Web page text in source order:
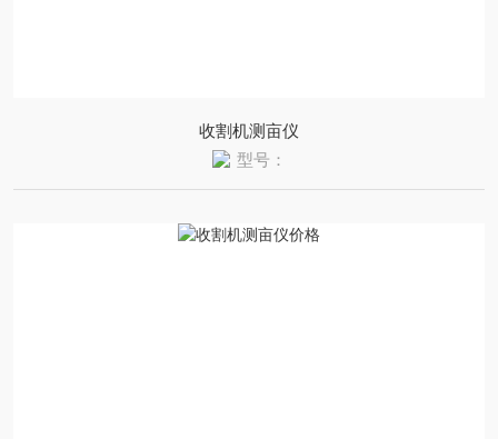
收割机测亩仪
型号：